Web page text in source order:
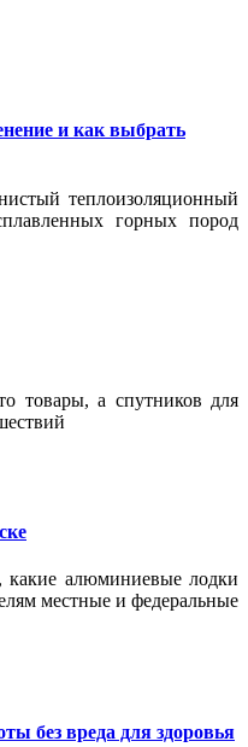
и как выбрать
теплоизоляционный
горных пород
товары, а спутников для
какие алюминиевые лодки
местные и федеральные
без вреда для здоровья